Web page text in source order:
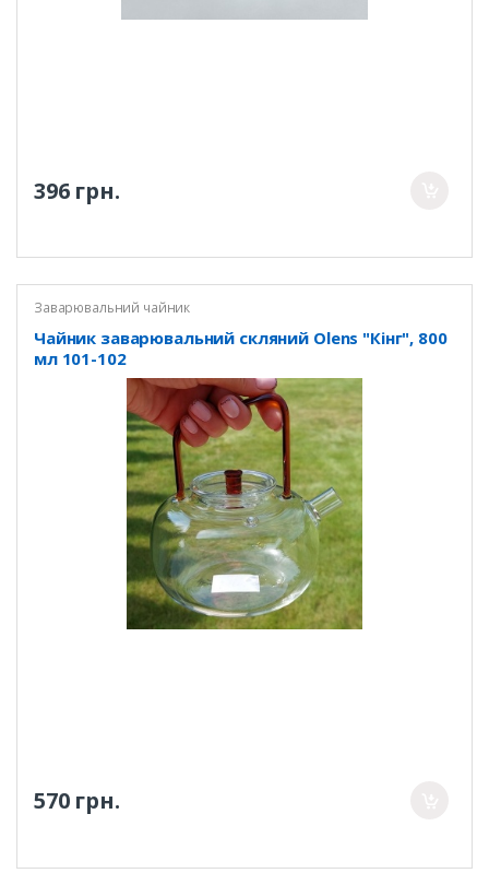
396 грн.
Заварювальний чайник
Чайник заварювальний скляний Olens "Кінг", 800
мл 101-102
570 грн.